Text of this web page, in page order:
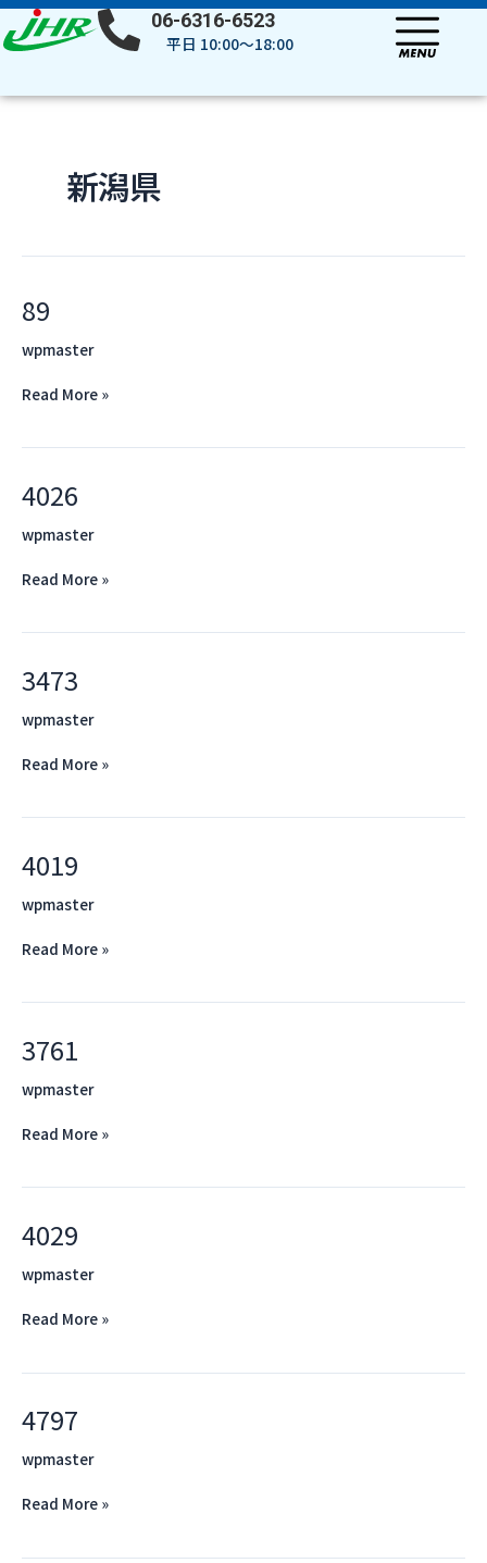
内
容
キ
06-6316-6523
平日 10:00～18:00
新潟県
89
wpmaster
89
Read More »
4026
wpmaster
4026
Read More »
3473
wpmaster
3473
Read More »
4019
wpmaster
4019
Read More »
3761
wpmaster
3761
Read More »
4029
wpmaster
4029
Read More »
4797
wpmaster
4797
Read More »
投
稿
ー